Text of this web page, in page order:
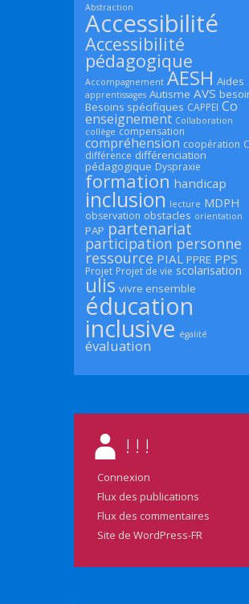
Abstraction
Accessibilité
Accessibilité
pédagogique
Accompagnement AESH Aides
apprentissages Autisme AVS
Besoins spécifiques CAPPEI Co
enseignement Collaboration
collège compensation
compréhension coopération
différence différenciation
pédagogique Dyspraxie
formation handicap
inclusion lecture MDPH
observation obstacles orientation
PAP partenariat
participation personne
ressource PIAL PPRE PPS
Projet Projet de vie scolarisation
ulis vivre ensemble
éducation
inclusive égalité
évaluation
! ! !
Connexion
Flux des publications
Flux des commentaires
Site de WordPress-FR